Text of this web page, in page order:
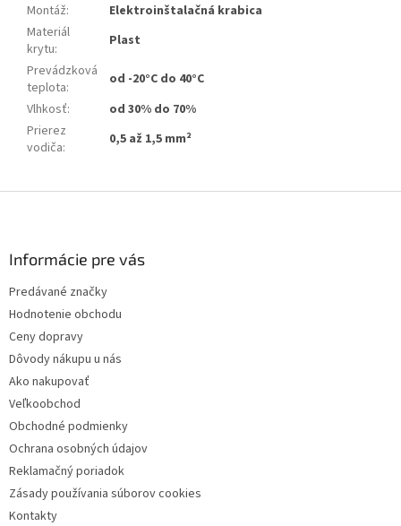
Montáž:
Elektroinštalačná krabica
Materiál
krytu:
Plast
Prevádzková
teplota:
od -20°C do 40°C
Vlhkosť:
od 30% do 70%
Prierez
vodiča: 0,5 až 1,5 mm²
Informácie pre vás
Predávané značky
Hodnotenie obchodu
Ceny dopravy
Dôvody nákupu u nás
Ako nakupovať
Veľkoobchod
Obchodné podmienky
Ochrana osobných údajov
Reklamačný poriadok
Zásady používania súborov cookies
Kontakty